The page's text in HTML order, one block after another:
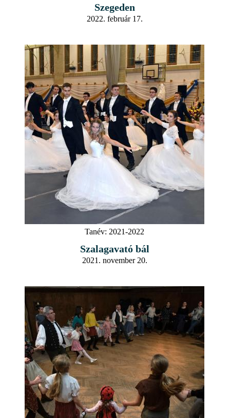
Szegeden
2022. február 17.
Tanév: 2021-2022
Szalagavató bál
2021. november 20.